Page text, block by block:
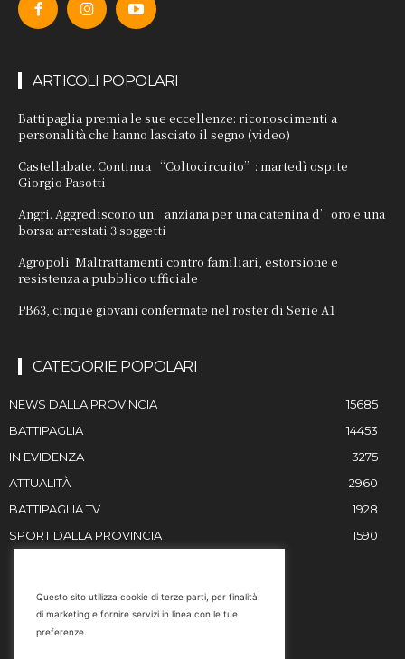
ARTICOLI POPOLARI
Battipaglia premia le sue eccellenze: riconoscimenti a
personalità che hanno lasciato il segno (video)
Castellabate. Continua “Coltocircuito”: martedì ospite
Giorgio Pasotti
Angri. Aggrediscono un’anziana per una catenina d’oro e una
borsa: arrestati 3 soggetti
Agropoli. Maltrattamenti contro familiari, estorsione e
resistenza a pubblico ufficiale
PB63, cinque giovani confermate nel roster di Serie A1
CATEGORIE POPOLARI
NEWS DALLA PROVINCIA
15685
BATTIPAGLIA
14453
IN EVIDENZA
3275
ATTUALITÀ
2960
BATTIPAGLIA TV
1928
SPORT DALLA PROVINCIA
1590
Email
Questo sito utilizza cookie di terze parti, per finalità
di marketing e fornire servizi in linea con le tue
preferenze.